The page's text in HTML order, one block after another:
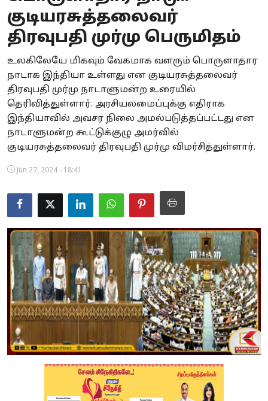
Business
Crime
Tamilnadu
National
World
Astrology
Spirituality
Weather
Politics
குடியரசுத்தலைவர்
திரவுபதி முர்மு பெருமிதம்
உலகிலேயே மிகவும் வேகமாக வளரும் பொருளாதார
நாடாக இந்தியா உள்ளது என குடியரசுத்தலைவர்
திரவுபதி முர்மு நாடாளுமன்ற உரையில்
தெரிவித்துள்ளார். அரசியலமைப்புக்கு எதிராக
இந்தியாவில் அவசர நிலை அமல்படுத்தப்பட்டது என
நாடாளுமன்ற கூட்டுக்குழு அமர்வில்
குடியரசுத்தலைவர் திரவுபதி முர்மு விமர்சித்துள்ளார்.
Jun 27, 2024 - 18:41